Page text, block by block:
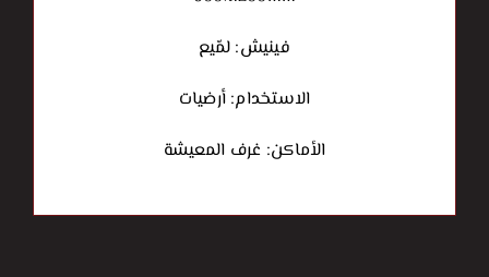
فينيش: لمّيع
الاستخدام: أرضيات
الأماكن: غرف المعيشة